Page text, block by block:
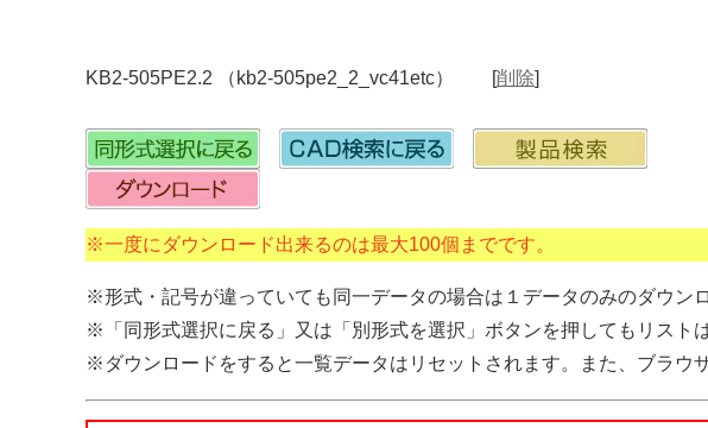
KB2-505PE2.2 （kb2-505pe2_2_vc41etc） [削除]
※一度にダウンロード出来るのは最大100個までです。
※形式・記号が違っていても同一データの場合は１データのみのダウン
※「同形式選択に戻る」又は「別形式を選択」ボタンを押してもリスト
※ダウンロードをすると一覧データはリセットされます。また、ブラウ